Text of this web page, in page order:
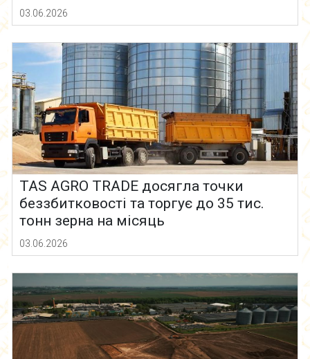
03.06.2026
TAS AGRO TRADE досягла точки
беззбитковості та торгує до 35 тис.
тонн зерна на місяць
03.06.2026